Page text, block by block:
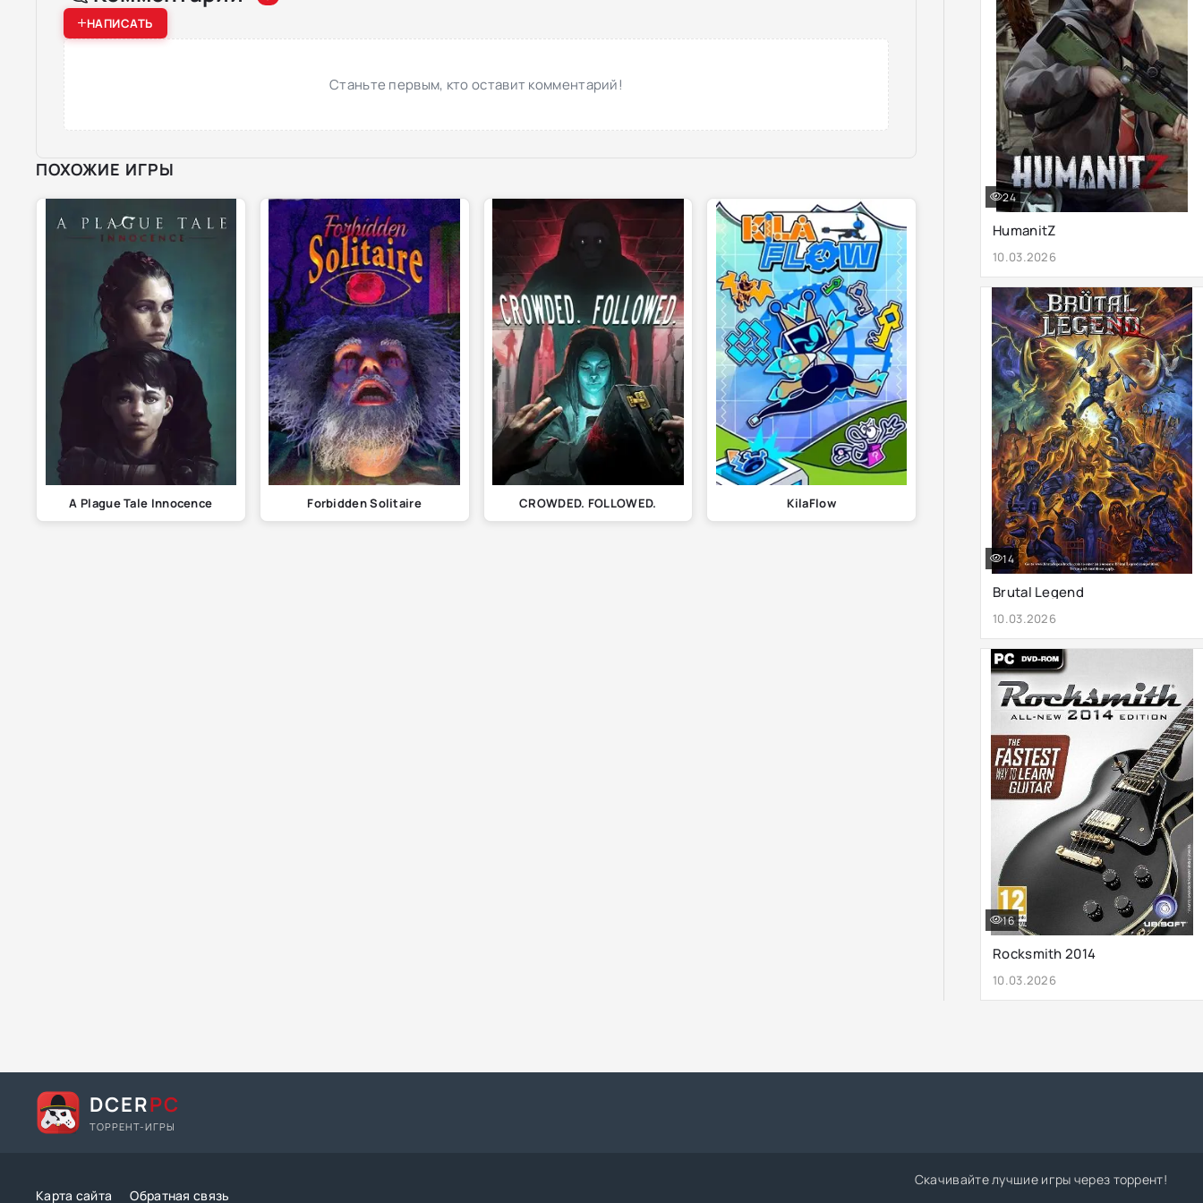
НАПИСАТЬ
Станьте первым, кто оставит комментарий!
ПОХОЖИЕ ИГРЫ
A Plague Tale Innocence Forbidden Solitaire CROWDED. FOLLOWED. KilaFlow
HumanitZ
10.03.2026
24
Brutal Legend
10.03.2026
14
Rocksmith 2014
10.03.2026
16
DCERPC
ТОРРЕНТ-ИГРЫ
Карта сайта Обратная связь
Скачивайте лучшие игры через торрент!